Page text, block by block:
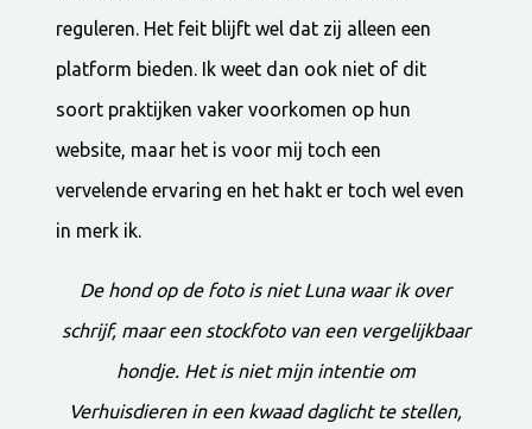
reguleren. Het feit blijft wel dat zij alleen een
platform bieden. Ik weet dan ook niet of dit
soort praktijken vaker voorkomen op hun
website, maar het is voor mij toch een
vervelende ervaring en het hakt er toch wel even
in merk ik.
De hond op de foto is niet Luna waar ik over
schrijf, maar een stockfoto van een vergelijkbaar
hondje. Het is niet mijn intentie om
Verhuisdieren in een kwaad daglicht te stellen,